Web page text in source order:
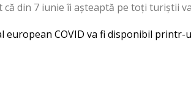
că din 7 iunie îi așteaptă pe toți turiștii
european COVID va fi disponibil printr-